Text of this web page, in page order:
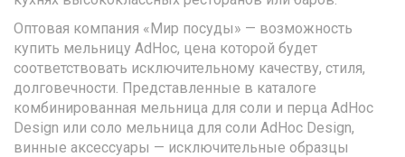
Оптовая компания «Мир посуды» — возможность
купить мельницу AdHoc, цена которой будет
соответствовать исключительному качеству, стиля,
долговечности. Представленные в каталоге
комбинированная мельница для соли и перца AdHoc
Design или соло мельница для соли AdHoc Design,
винные аксессуары — исключительные образцы